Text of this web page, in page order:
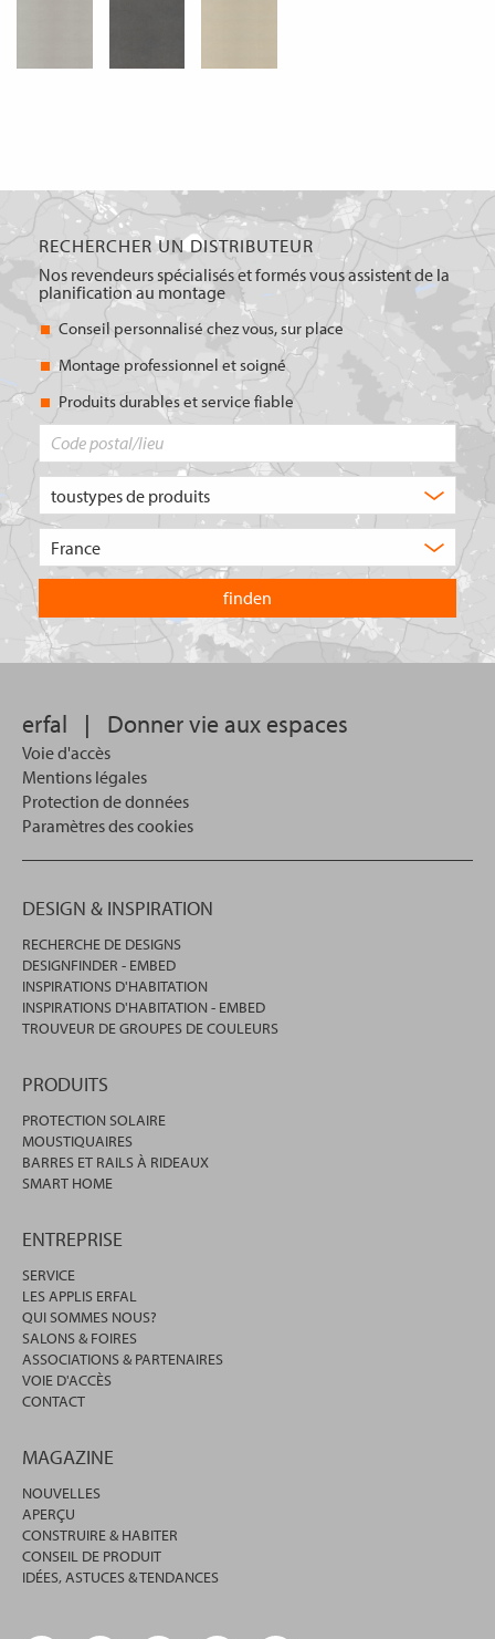
RECHERCHER UN DISTRIBUTEUR
Nos revendeurs spécialisés et formés vous assistent de la
planification au montage
Conseil personnalisé chez vous, sur place
Montage professionnel et soigné
Produits durables et service fiable
de
recherchez-
vous
?
pays
dans
lequel
vous
souhaitez
recherche.
erfal | Donner vie aux espaces
Voie d'accès
Mentions légales
Protection de données
Paramètres des cookies
DESIGN & INSPIRATION
RECHERCHE DE DESIGNS
DESIGNFINDER - EMBED
INSPIRATIONS D'HABITATION
INSPIRATIONS D'HABITATION - EMBED
TROUVEUR DE GROUPES DE COULEURS
PRODUITS
PROTECTION SOLAIRE
MOUSTIQUAIRES
BARRES ET RAILS À RIDEAUX
SMART HOME
ENTREPRISE
SERVICE
LES APPLIS ERFAL
QUI SOMMES NOUS?
SALONS & FOIRES
ASSOCIATIONS & PARTENAIRES
VOIE D'ACCÈS
CONTACT
MAGAZINE
NOUVELLES
APERÇU
CONSTRUIRE & HABITER
CONSEIL DE PRODUIT
IDÉES, ASTUCES & TENDANCES